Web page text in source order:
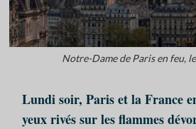
Notre-Dame de Paris en feu,
Lundi soir, Paris et la France
yeux rivés sur les flammes